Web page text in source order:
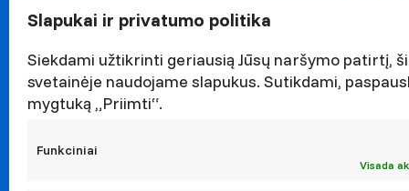
Slapukai ir privatumo politika
Siekdami užtikrinti geriausią Jūsų naršymo patirtį,
svetainėje naudojame slapukus. Sutikdami,
mygtuką „Priimti“.
Funkciniai
Visada
Renginiai